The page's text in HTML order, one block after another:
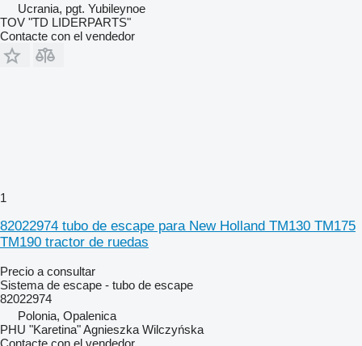
Ucrania, pgt. Yubileynoe
TOV "TD LIDERPARTS"
Contacte con el vendedor
1
82022974 tubo de escape para New Holland TM130 TM175
TM190 tractor de ruedas
Precio a consultar
Sistema de escape - tubo de escape
82022974
Polonia, Opalenica
PHU "Karetina" Agnieszka Wilczyńska
Contacte con el vendedor